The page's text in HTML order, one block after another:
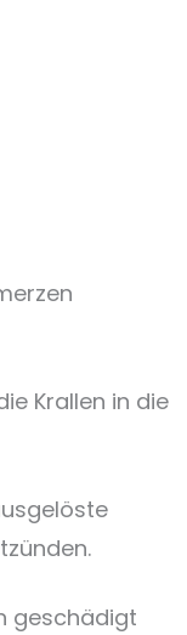
Krallen in die
geschädigt